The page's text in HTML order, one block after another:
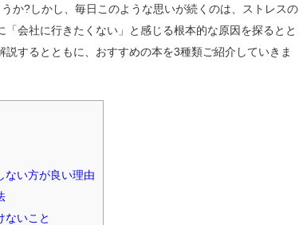
か?しかし、毎日このような思いが続くのは、ストレスの
会社に行きたくない」と感じる根本的な原因を探るとと
するとともに、おすすめの本を3種類ご紹介していきま
ない方が良い理由
ないこと